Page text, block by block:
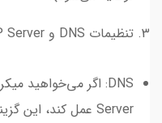
3. تنظیمات DNS و DHCP Server: